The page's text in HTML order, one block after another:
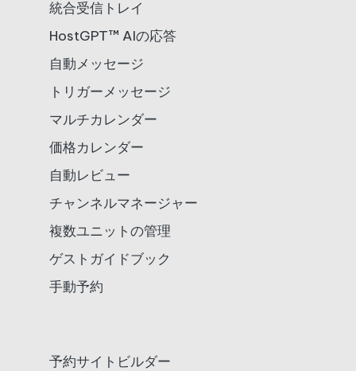
統合受信トレイ
HostGPT™ AIの応答
自動メッセージ
トリガーメッセージ
マルチカレンダー
価格カレンダー
自動レビュー
チャンネルマネージャー
複数ユニットの管理
ゲストガイドブック
手動予約
予約サイトビルダー